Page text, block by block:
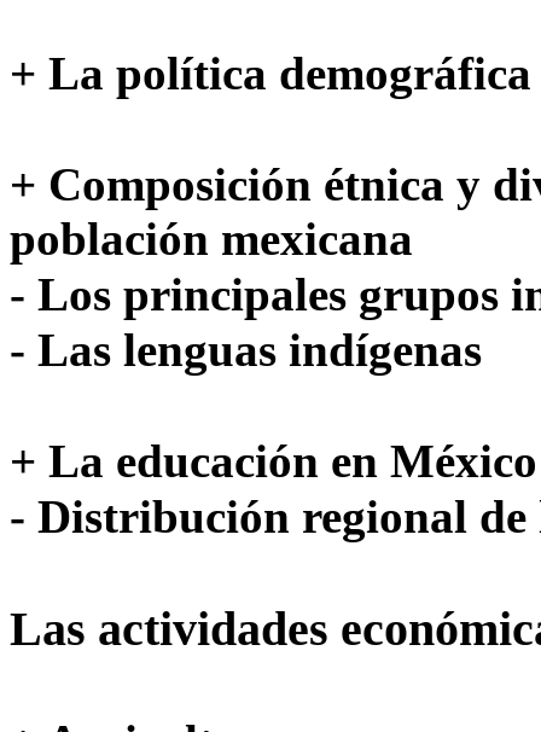
+ La política
+ Composición étnica y
población mexicana
- Los principales grupos
- Las lenguas indígenas
+ La educación en México
- Distribución regional de
Las actividades